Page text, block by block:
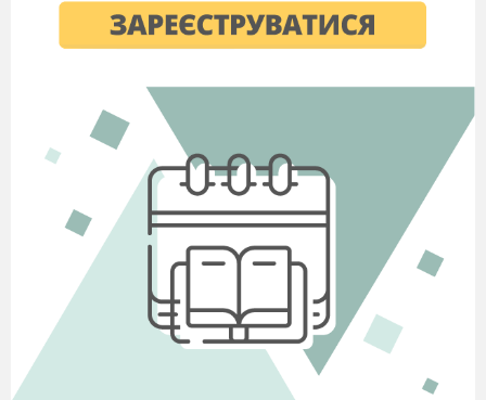
Створення малюнка
дороги до школи.
схеми сло­вам–назвам
коротких прямих,
великої петлі з нижнім
заокругленням.
13.
Практичне
словами-назвами дій.
Моделювання слів, ре­
ченьРобота з дитячою
книжкою. «Книжки
бувають різні».